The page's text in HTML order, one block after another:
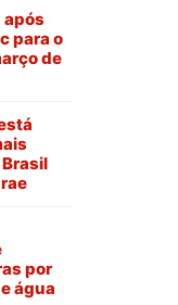
após
para o
de
por
água